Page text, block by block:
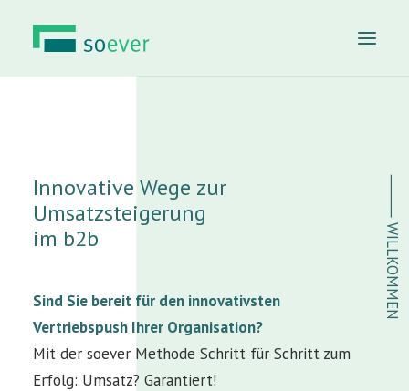
Webinare
Wer ist soever
Innovative Wege zur
Umsatzsteigerung
im b2b
Sind Sie bereit für den innovativsten
Vertriebspush Ihrer Organisation?
Mit der soever Methode Schritt für Schritt zum
Erfolg: Umsatz? Garantiert!
⸻ WILLKOMMEN